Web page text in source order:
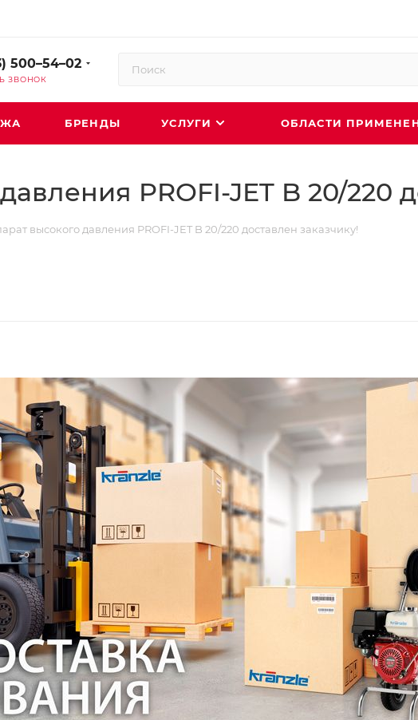
500–54–02
ЗВОНОК
БРЕНДЫ УСЛУГИ ОБЛАСТИ
PROFI-JET B 20/220
высокого давления PROFI-JET B 20/220 доставлен заказчику!